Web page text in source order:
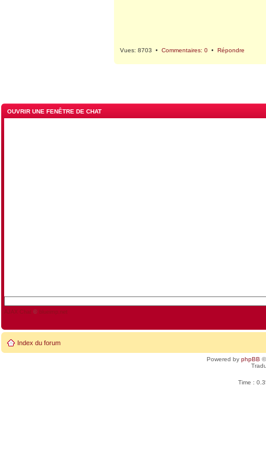
Vues: 8703 • Commentaires: 0 • Répondre
OUVRIR UNE FENÊTRE DE CHAT
AJAX Chat © blueimp.net
Index du forum
Powered by phpBB
Time :